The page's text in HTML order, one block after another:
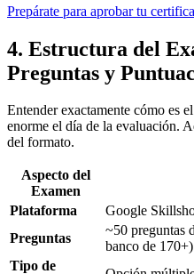
Prepárate para aprobar tu
4. Estructura del
Preguntas y
Entender exactamente cómo es
enorme el día de la evaluación.
del formato.
Aspecto del
Examen
Plataforma
Google
Preguntas
~50 preguntas
banco de 170+)
Tipo de